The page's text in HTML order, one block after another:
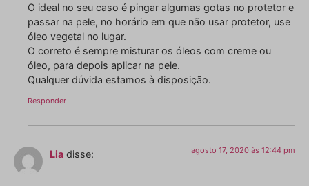
O ideal no seu caso é pingar algumas gotas no protetor e
passar na pele, no horário em que não usar protetor, use
óleo vegetal no lugar.
O correto é sempre misturar os óleos com creme ou
óleo, para depois aplicar na pele.
Qualquer dúvida estamos à disposição.
Responder
Lia disse: agosto 17, 2020 às 12:44 pm